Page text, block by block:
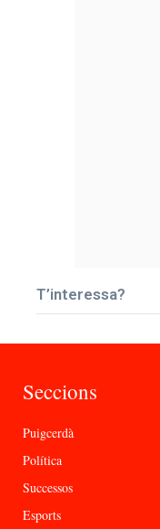
T’interessa?
Seccions
Puigcerdà
Política
Successos
Esports